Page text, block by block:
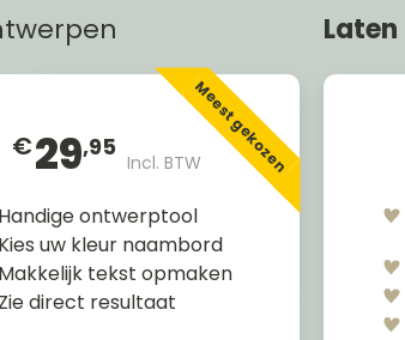
€29,95
Incl. BTWMeest gekozen
Handige ontwerptool
Kies uw kleur naambord
Makkelijk tekst opmaken
Zie direct resultaat
Laten